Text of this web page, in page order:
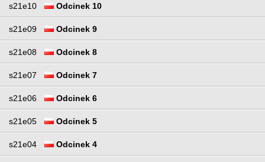
s21e10 Odcinek 10
s21e09 Odcinek 9
s21e08 Odcinek 8
s21e07 Odcinek 7
s21e06 Odcinek 6
s21e05 Odcinek 5
s21e04 Odcinek 4